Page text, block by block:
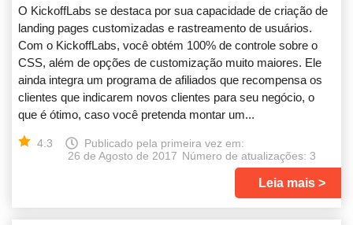
O KickoffLabs se destaca por sua capacidade de criação de
landing pages customizadas e rastreamento de usuários.
Com o KickoffLabs, você obtém 100% de controle sobre o
CSS, além de opções de customização muito maiores. Ele
ainda integra um programa de afiliados que recompensa os
clientes que indicarem novos clientes para seu negócio, o
que é ótimo, caso você pretenda montar um...
4.3
Publicado pela primeira vez em:
26 de Agosto de 2017 Número de atualizações: 3
Leia mais